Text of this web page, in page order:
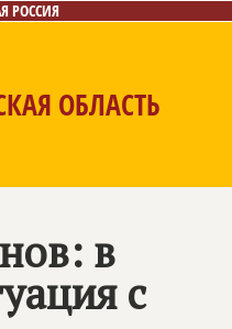
РОССИЯ
ОБЛАСТЬ
в
с